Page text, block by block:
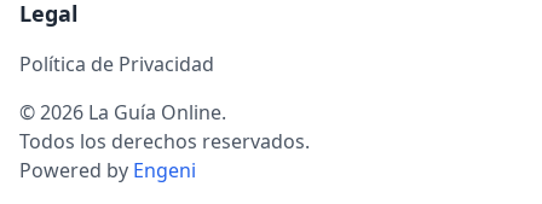
Legal
Política de Privacidad
© 2026 La Guía Online.
Todos los derechos reservados.
Powered by Engeni